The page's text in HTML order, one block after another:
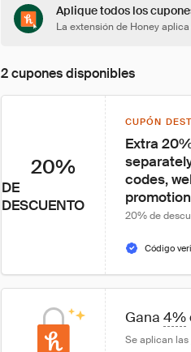
Aplique todos los
La extensión de Honey
2 cupones disponibles
20%
DE
DESCUENTO
CUPÓN
Extra
codes,
20% de
Código
Gana 4%
Se aplican las